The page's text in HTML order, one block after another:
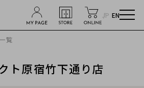
JP EN
覧
ト原宿竹下通り店